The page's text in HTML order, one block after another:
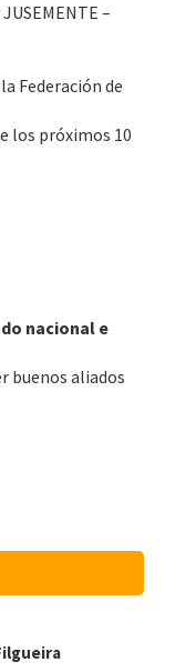
–
Federación de
los próximos 10
nacional e
buenos aliados